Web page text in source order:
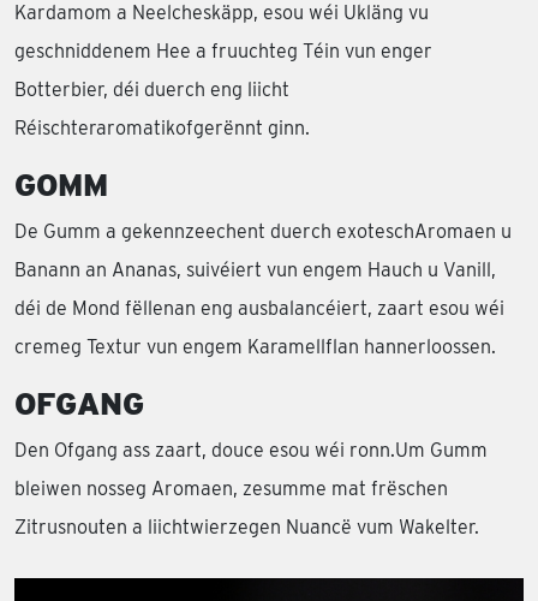
Kardamom a Neelcheskäpp, esou wéi Ukläng vu
geschniddenem Hee a fruuchteg Téin vun enger
Botterbier, déi duerch eng liicht
Réischteraromatikofgerënnt ginn.
GOMM
De Gumm a gekennzeechent duerch exoteschAromaen u
Banann an Ananas, suivéiert vun engem Hauch u Vanill,
déi de Mond fëllenan eng ausbalancéiert, zaart esou wéi
cremeg Textur vun engem Karamellflan hannerloossen.
OFGANG
Den Ofgang ass zaart, douce esou wéi ronn.Um Gumm
bleiwen nosseg Aromaen, zesumme mat frëschen
Zitrusnouten a liichtwierzegen Nuancë vum Wakelter.